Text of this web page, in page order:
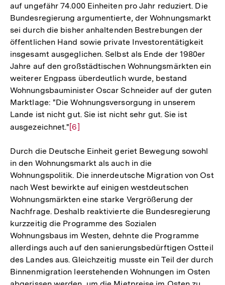
auf ungefähr 74.000 Einheiten pro Jahr reduziert. Die
Bundesregierung argumentierte, der Wohnungsmarkt
sei durch die bisher anhaltenden Bestrebungen der
öffentlichen Hand sowie private Investorentätigkeit
insgesamt ausgeglichen. Selbst als Ende der 1980er
Jahre auf den großstädtischen Wohnungsmärkten ein
weiterer Engpass überdeutlich wurde, bestand
Wohnungsbauminister Oscar Schneider auf der guten
Marktlage: "Die Wohnungsversorgung in unserem
Lande ist nicht gut. Sie ist nicht sehr gut. Sie ist
ausgezeichnet."Zur
der
Fußnote
[6]
Durch die Deutsche Einheit geriet Bewegung sowohl
in den Wohnungsmarkt als auch in die
Wohnungspolitik. Die innerdeutsche Migration von Ost
nach West bewirkte auf einigen westdeutschen
Wohnungsmärkten eine starke Vergrößerung der
Nachfrage. Deshalb reaktivierte die Bundesregierung
kurzzeitig die Programme des Sozialen
Wohnungsbaus im Westen, dehnte die Programme
allerdings auch auf den sanierungsbedürftigen Ostteil
des Landes aus. Gleichzeitig musste ein Teil der durch
Binnenmigration leerstehenden Wohnungen im Osten